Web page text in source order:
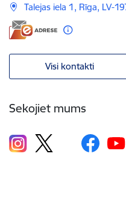
Talejas iela 1, Rīga, LV-
Visi kontakti
Sekojiet mums